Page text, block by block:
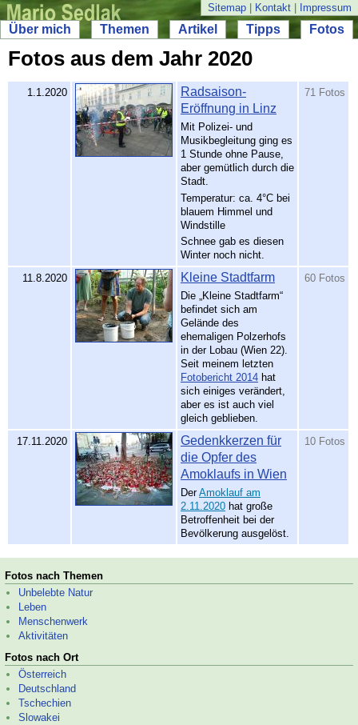
Sitemap Kontakt Impressum
Über mich Themen Artikel Tipps Fotos
Fotos aus dem Jahr 2020
1.1.2020
Radsaison-
Eröffnung in Linz
Mit Polizei- und
Musikbegleitung ging es
1 Stunde ohne Pause,
aber gemütlich durch die
Stadt.
Temperatur: ca. 4°C bei
blauem Himmel und
Windstille
Schnee gab es diesen
Winter noch nicht.
71 Fotos
11.8.2020 Kleine Stadtfarm
Die „Kleine Stadtfarm“
befindet sich am
Gelände des
ehemaligen Polzerhofs
in der Lobau (Wien 22).
Seit meinem letzten
Fotobericht 2014 hat
sich einiges verändert,
aber es ist auch viel
gleich geblieben.
60 Fotos
17.11.2020
Gedenkkerzen für
die Opfer des
Amoklaufs in Wien
DerAmoklauf am
2.11.2020 hat große
Betroffenheit bei der
Bevölkerung ausgelöst.
10 Fotos
Fotos nach Themen
Unbelebte Natur
Leben
Menschenwerk
Aktivitäten
Fotos nach Ort
Österreich
Deutschland
Tschechien
Slowakei